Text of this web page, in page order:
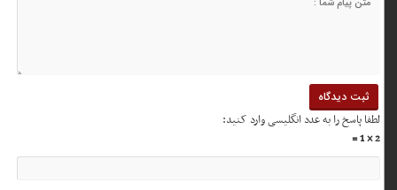
لطفا پاسخ را به عدد انگلیسی وارد کنید: